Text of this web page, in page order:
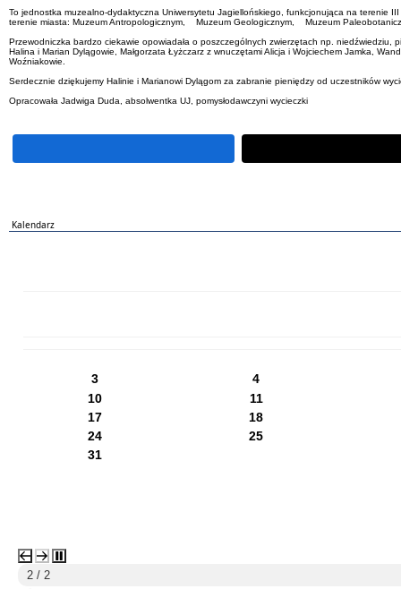
To jednostka muzealno-dydaktyczna Uniwersytetu Jagiellońskiego, funkcjonująca na terenie
terenie miasta: Muzeum Antropologicznym, Muzeum Geologicznym, Muzeum
Przewodniczka bardzo ciekawie opowiadała o poszczególnych zwierzętach np. niedźwiedziu,
Halina i Marian Dylągowie, Małgorzata Łyżczarz z wnuczętami Alicja i Wojciechem Jamka,
Woźniakowie.
Serdecznie dziękujemy Halinie i Marianowi Dylągom za zabranie pieniędzy od uczestników
Opracowała Jadwiga Duda, absolwentka UJ, pomysłodawczyni wycieczki
Kalendarz
3
4
10
11
17
18
24
25
31
2 / 2